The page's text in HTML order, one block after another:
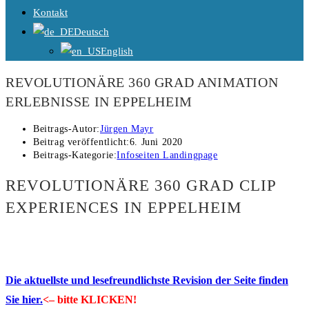
Kontakt
Deutsch
English
REVOLUTIONÄRE 360 GRAD ANIMATION
ERLEBNISSE IN EPPELHEIM
Beitrags-Autor:Jürgen Mayr
Beitrag veröffentlicht:6. Juni 2020
Beitrags-Kategorie:Infoseiten Landingpage
REVOLUTIONÄRE 360 GRAD CLIP
EXPERIENCES IN EPPELHEIM
Die aktuellste und lesefreundlichste Revision der Seite finden
Sie hier.<– bitte KLICKEN!